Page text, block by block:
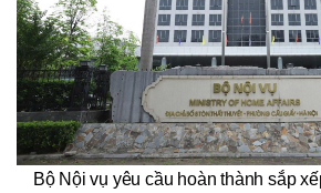
Bộ Nội vụ yêu cầu hoàn thành sắp